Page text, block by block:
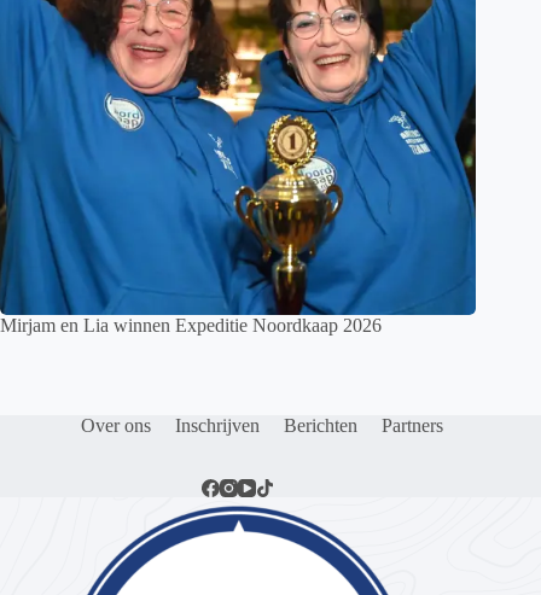
Mirjam en Lia winnen Expeditie Noordkaap 2026
Over ons Inschrijven Berichten Partners